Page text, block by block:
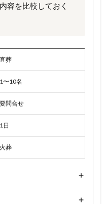
容を比較しておく
直葬
1〜10名
要問合せ
1日
火葬
+
+